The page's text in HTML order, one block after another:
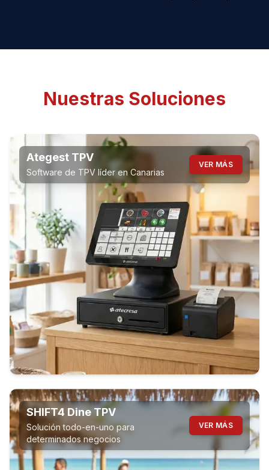
Nuestras Soluciones
Ategest TPV
Software de TPV líder en Canarias
VER MÁS
SHIFT4 Dine TPV
Solución todo-en-uno para
determinados negocios
VER MÁS